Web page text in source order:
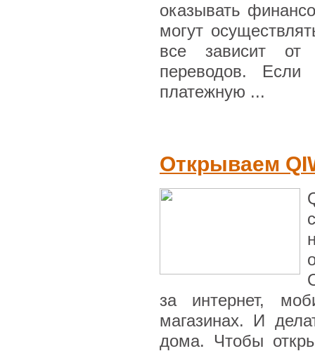
оказывать
могут
все зависит от
переводов. Если
платежную ...
Открываем
за интернет,
магазинах. И
дома. Чтобы